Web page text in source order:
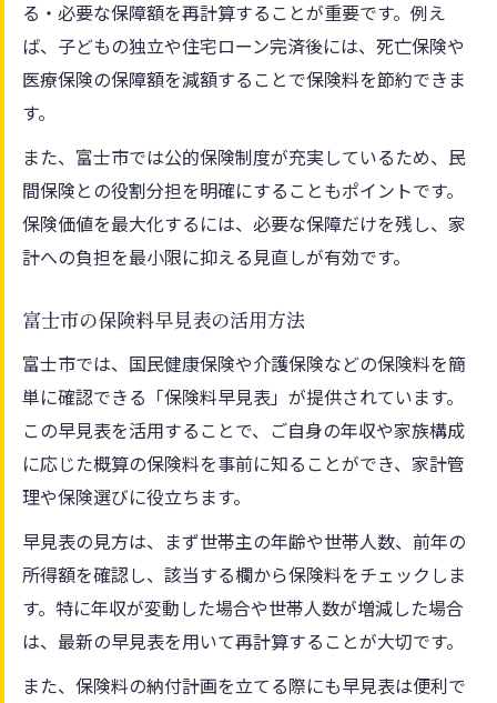
保険価値を守る負担軽減策の基本を解説
富士市で使える保険料軽減制度を活用
所得や家族構成別の負担軽減ポイント
保険料負担が厳しいときの対応策
る・必要な保障額を再計算することが重要です。例え
ば、子どもの独立や住宅ローン完済後には、死亡保険や
医療保険の保障額を減額することで保険料を節約できま
す。
また、富士市では公的保険制度が充実しているため、民
間保険との役割分担を明確にすることもポイントです。
保険価値を最大化するには、必要な保障だけを残し、家
計への負担を最小限に抑える見直しが有効です。
富士市の保険料早見表の活用方法
富士市では、国民健康保険や介護保険などの保険料を簡
単に確認できる「保険料早見表」が提供されています。
この早見表を活用することで、ご自身の年収や家族構成
に応じた概算の保険料を事前に知ることができ、家計管
理や保険選びに役立ちます。
早見表の見方は、まず世帯主の年齢や世帯人数、前年の
所得額を確認し、該当する欄から保険料をチェックしま
す。特に年収が変動した場合や世帯人数が増減した場合
は、最新の早見表を用いて再計算することが大切です。
また、保険料の納付計画を立てる際にも早見表は便利で